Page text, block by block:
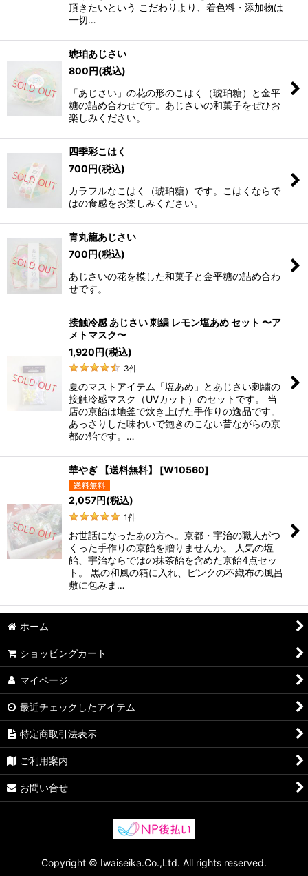
頂きたいという こだわりより、着色料・添加物は
一切…
琥珀あじさい
800円(税込)
「あじさい」の花の形のこはく（琥珀糖）と金平
糖の詰め合わせです。あじさいの和菓子をぜひお
楽しみください。
四季彩こはく
700円(税込)
カラフルなこはく（琥珀糖）です。こはくならで
はの食感をお楽しみください。
青丸籠あじさい
700円(税込)
あじさいの花を模した和菓子と金平糖の詰め合わ
せです。
接触冷感 あじさい 刺繍 レモン塩あめ セット 〜ア
メトマスク〜
1,920円(税込)
3件
夏のマストアイテム「塩あめ」とあじさい刺繍の
接触冷感マスク（UVカット）のセットです。 当
店の京飴は地釜で炊き上げた手作りの逸品です。
あっさりした味わいで飽きのこない昔ながらの京
都の飴です。…
華やぎ 【送料無料】 [W10560]
2,057円(税込)
1件
お世話になったあの方へ。京都・宇治の職人がつ
くった手作りの京飴を贈りませんか。 人気の塩
飴、宇治ならではの抹茶飴を含めた京飴4点セッ
ト。 黒の和風の箱に入れ、ピンクの不織布の風呂
敷に包みま…
ホーム
ショッピングカート
マイページ
最近チェックしたアイテム
特定商取引法表示
ご利用案内
お問い合せ
Copyright © Iwaiseika.Co.,Ltd. All rights reserved.